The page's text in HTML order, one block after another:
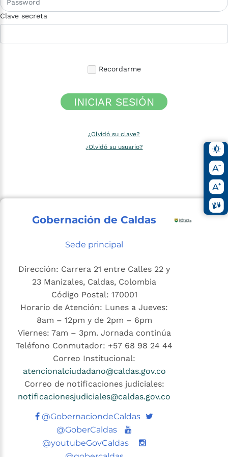
Clave secreta
Recordarme
INICIAR SESIÓN
¿Olvidó su clave?
¿Olvidó su usuario?
Gobernación de Caldas
Sede principal
Dirección: Carrera 21 entre Calles 22 y
23 Manizales, Caldas, Colombia
Código Postal: 170001
Horario de Atención: Lunes a Jueves:
8am – 12pm y de 2pm – 6pm
Viernes: 7am – 3pm. Jornada continúa
Teléfono Conmutador: +57 68 98 24 44
Correo Institucional:
atencionalciudadano@caldas.gov.co
Correo de notificaciones judiciales:
notificacionesjudiciales@caldas.gov.co
@GobernaciondeCaldas Twitter
@GoberCaldas
Youtube
@youtubeGovCaldas